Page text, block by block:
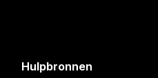
Hulpbronnen